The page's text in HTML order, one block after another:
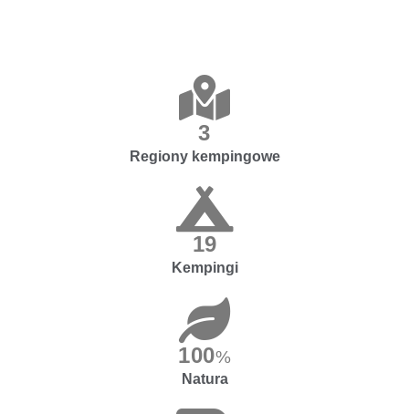
3
Regiony kempingowe
19
Kempingi
100%
Natura